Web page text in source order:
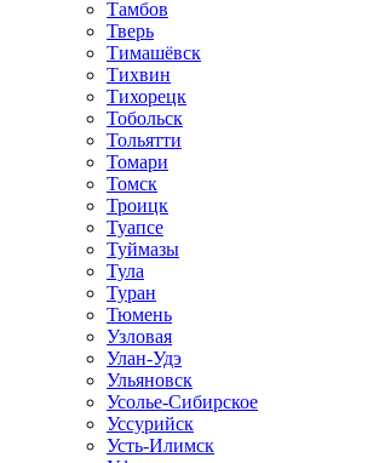
Тамбов
Тверь
Тимашёвск
Тихвин
Тихорецк
Тобольск
Тольятти
Томари
Томск
Троицк
Туапсе
Туймазы
Тула
Туран
Тюмень
Узловая
Улан-Удэ
Ульяновск
Усолье-Сибирское
Уссурийск
Усть-Илимск